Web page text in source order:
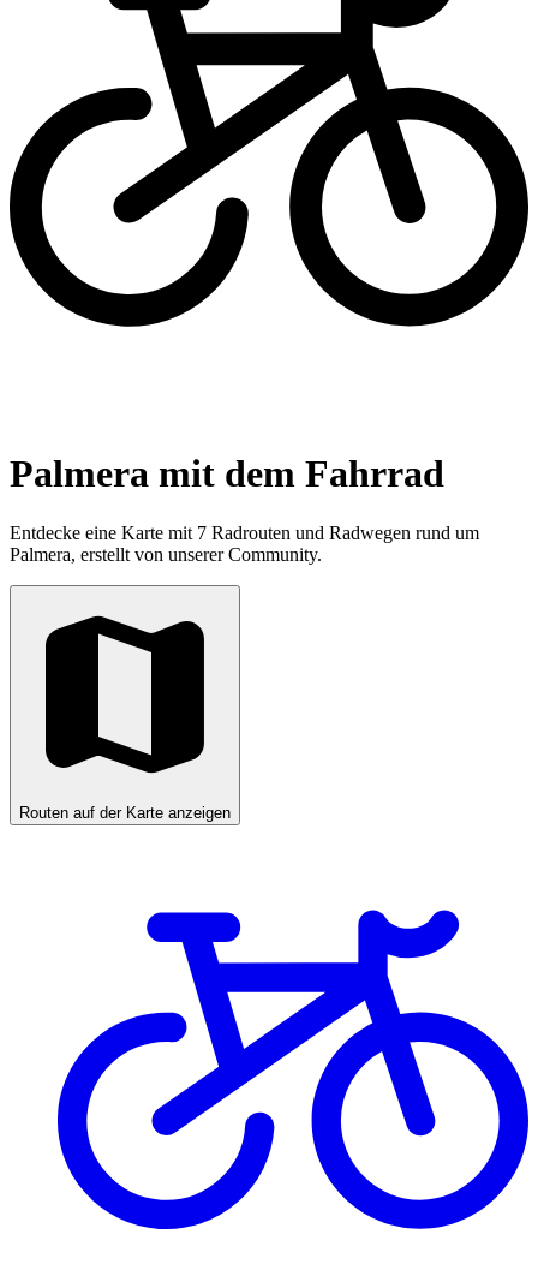
Palmera mit dem Fahrrad
Entdecke eine Karte mit 7 Radrouten und Radwegen rund um
Palmera, erstellt von unserer Community.
Routen auf der Karte anzeigen